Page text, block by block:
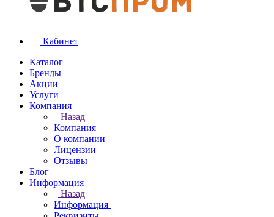
Кабинет
Каталог
Бренды
Акции
Услуги
Компания
Назад
Компания
О компании
Лицензии
Отзывы
Блог
Информация
Назад
Информация